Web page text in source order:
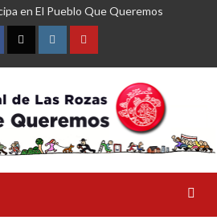
en El Pueblo Que Queremos
TwitterInstagramYouTube